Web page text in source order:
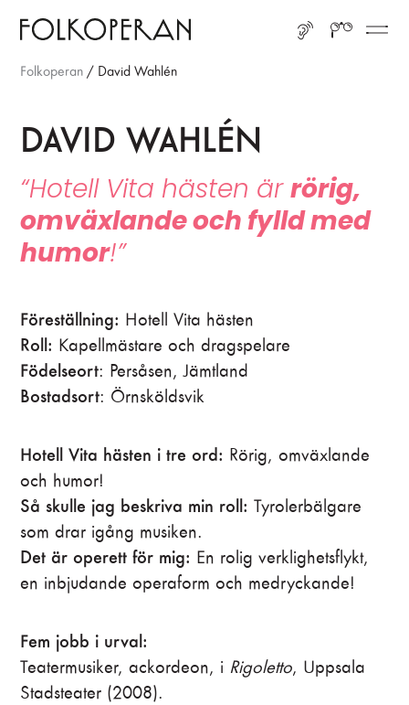
Gå till huvudinnehåll
Gå till sidfot
LYSSNA
Folkoperan / David Wahlén
DAVID WAHLÉN
“Hotell Vita hästen ärrörig,
omväxlande och fylld med
humor!”
Föreställning: Hotell Vita hästen
Roll: Kapellmästare och dragspelare
Födelseort: Persåsen, Jämtland
Bostadsort: Örnsköldsvik
Hotell Vita hästen i tre ord: Rörig, omväxlande
och humor!
Så skulle jag beskriva min roll: Tyrolerbälgare
som drar igång musiken.
Det är operett för mig: En rolig verklighetsflykt,
en inbjudande operaform och medryckande!
Fem jobb i urval:
Teatermusiker, ackordeon, i Rigoletto, Uppsala
Stadsteater (2008).